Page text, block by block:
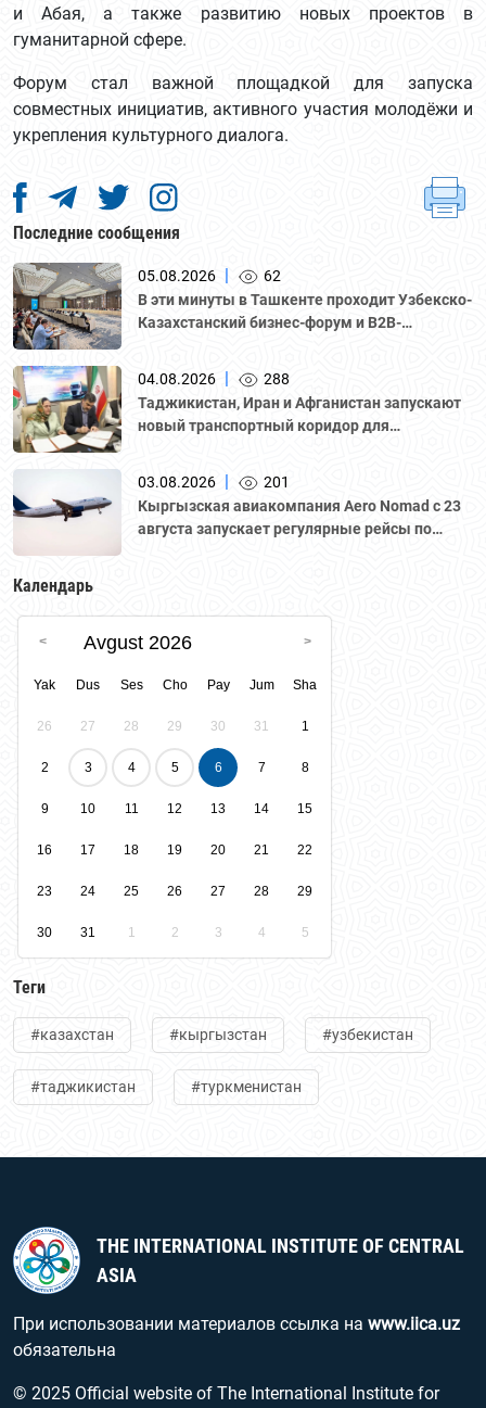
и Абая, а также развитию новых проектов в
гуманитарной сфере.
Форум стал важной площадкой для запуска
совместных инициатив, активного участия молодёжи и
укрепления культурного диалога.
Последние сообщения
05.08.2026 |
62
В эти минуты в Ташкенте проходит Узбекско-
Казахстанский бизнес-форум и B2B-
Национальной палатой предпринимателей
Казахстана "Атамекен."
04.08.2026 |
288
Таджикистан, Иран и Афганистан запускают
новый транспортный коридор для
03.08.2026 |
201
Кыргызская авиакомпания Aero Nomad с 23
августа запускает регулярные рейсы по
Календарь
Avgust 2026
Yak Dus Ses Cho Pay Jum Sha
26 27 28 29 30 31 1
2 3 4 5 6 7 8
9 10 11 12 13 14 15
16 17 18 19 20 21 22
23 24 25 26 27 28 29
30 31 1 2 3 4 5
Теги
#казахстан #кыргызстан #узбекистан
#таджикистан #туркменистан
THE INTERNATIONAL INSTITUTE OF CENTRAL
ASIA
При использовании материалов ссылка на www.iica.uz
обязательна
© 2025 Official website of The International Institute for